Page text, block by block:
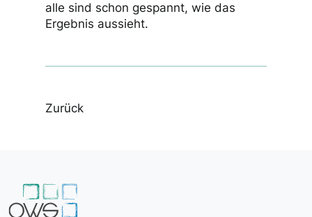
alle sind schon gespannt, wie das
Ergebnis aussieht.
Zurück